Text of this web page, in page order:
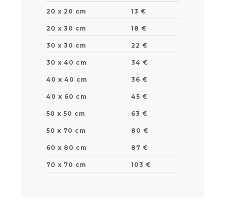
20 x 20 cm 13 €
20 x 30 cm 18 €
30 x 30 cm 22 €
30 x 40 cm 34 €
40 x 40 cm 36 €
40 x 60 cm 45 €
50 x 50 cm 63 €
50 x 70 cm 80 €
60 x 80 cm 87 €
70 x 70 cm 103 €